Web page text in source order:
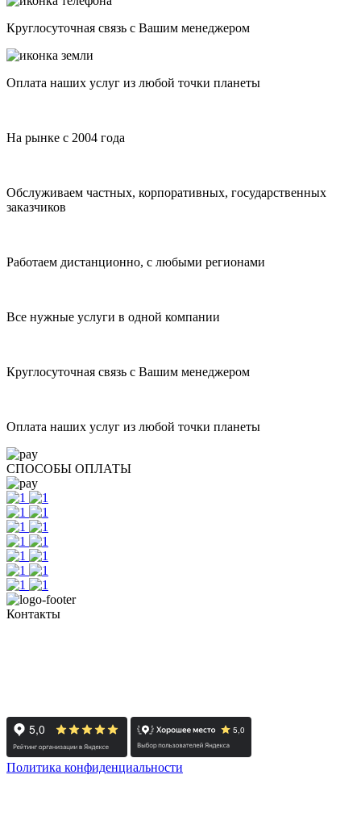
Круглосуточная связь с Вашим менеджером
Оплата наших услуг из любой точки планеты
На рынке с 2004 года
Обслуживаем частных, корпоративных, государственных
заказчиков
Работаем дистанционно, с любыми регионами
Все нужные услуги в одной компании
Круглосуточная связь с Вашим менеджером
Оплата наших услуг из любой точки планеты
СПОСОБЫ ОПЛАТЫ
Контакты
Политика конфиденциальности